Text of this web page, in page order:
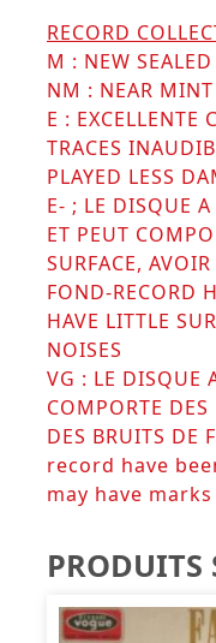
RECORD
M : NEW SEALED
NM : NEAR MINT
E : EXCELLENTE
TRACES
PLAYED LESS
E- ; LE DISQUE A
ET PEUT
SURFACE,
FOND-RECORD
HAVE LITTLE
NOISES
VG : LE DISQUE
COMPORTE
DES BRUITS DE
record have
may have
PRODUITS